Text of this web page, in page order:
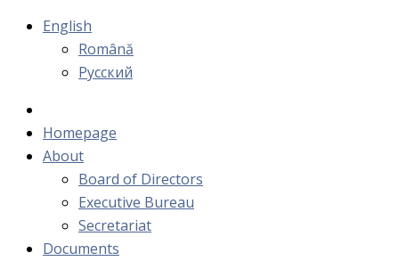
English
Română
Русский
Homepage
About
Board of Directors
Executive Bureau
Secretariat
Documents